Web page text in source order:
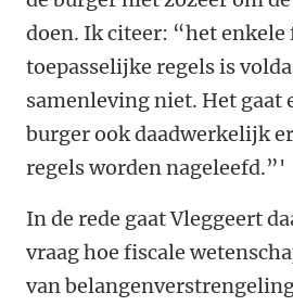
doen. Ik citeer: “het enkele
toepasselijke regels is
samenleving niet. Het gaat
burger ook daadwerkelijk
regels worden nageleefd.”'
In de rede gaat Vleggeert
vraag hoe fiscale
van